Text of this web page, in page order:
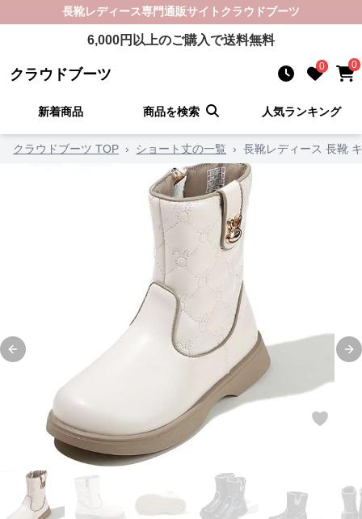
長靴レディース専門通販サイト クラウドブーツ
6,000円以上のご購入で送料無料
クラウドブーツ 0 0
新着商品 商品を検索 人気ランキング
クラウドブーツ TOP › ショート丈の一覧 › 長靴レディース 長靴
Previous slide